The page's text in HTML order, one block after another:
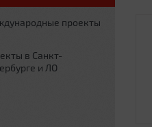
проекты
в Санкт-
и ЛО